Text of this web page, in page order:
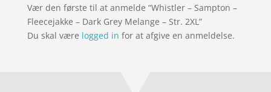
Vær den første til at anmelde “Whistler – Sampton –
Fleecejakke – Dark Grey Melange – Str. 2XL”
Du skal være logged in for at afgive en anmeldelse.